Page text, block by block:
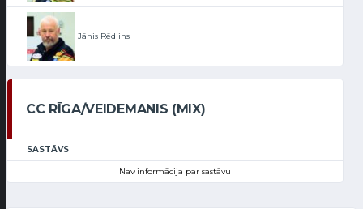
Jānis Rēdlihs
CC RĪGA/VEIDEMANIS (MIX)
SASTĀVS
Nav informācija par sastāvu